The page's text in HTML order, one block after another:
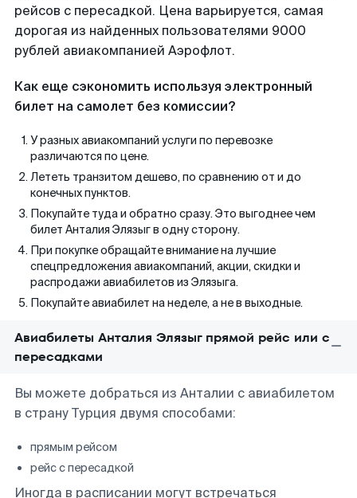
рейсов с пересадкой. Цена варьируется, самая
дорогая из найденных пользователями 9000
рублей авиакомпанией Аэрофлот.
Как еще сэкономить используя электронный
билет на самолет без комиссии?
У разных авиакомпаний услуги по перевозке
различаются по цене.
Лететь транзитом дешево, по сравнению от и до
конечных пунктов.
Покупайте туда и обратно сразу. Это выгоднее чем
билет Анталия Элязыг в одну сторону.
При покупке обращайте внимание на лучшие
спецпредложения авиакомпаний, акции, скидки и
распродажи авиабилетов из Элязыга.
Покупайте авиабилет на неделе, а не в выходные.
Авиабилеты Анталия Элязыг прямой рейс или с
пересадками
Вы можете добраться из Анталии с авиабилетом
в страну Турция двумя способами:
прямым рейсом
рейс с пересадкой
Иногда в расписании могут встречаться